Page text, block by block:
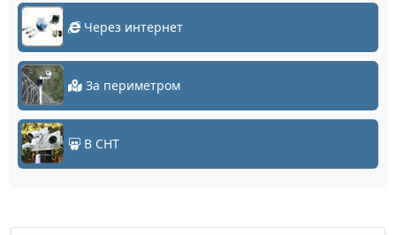
Через интернет
За периметром
В СНТ